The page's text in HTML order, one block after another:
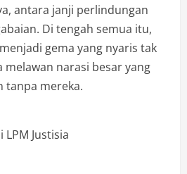
antara janji perlindungan
Di tengah semua itu,
gema yang nyaris tak
narasi besar yang
tanpa mereka.
LPM Justisia